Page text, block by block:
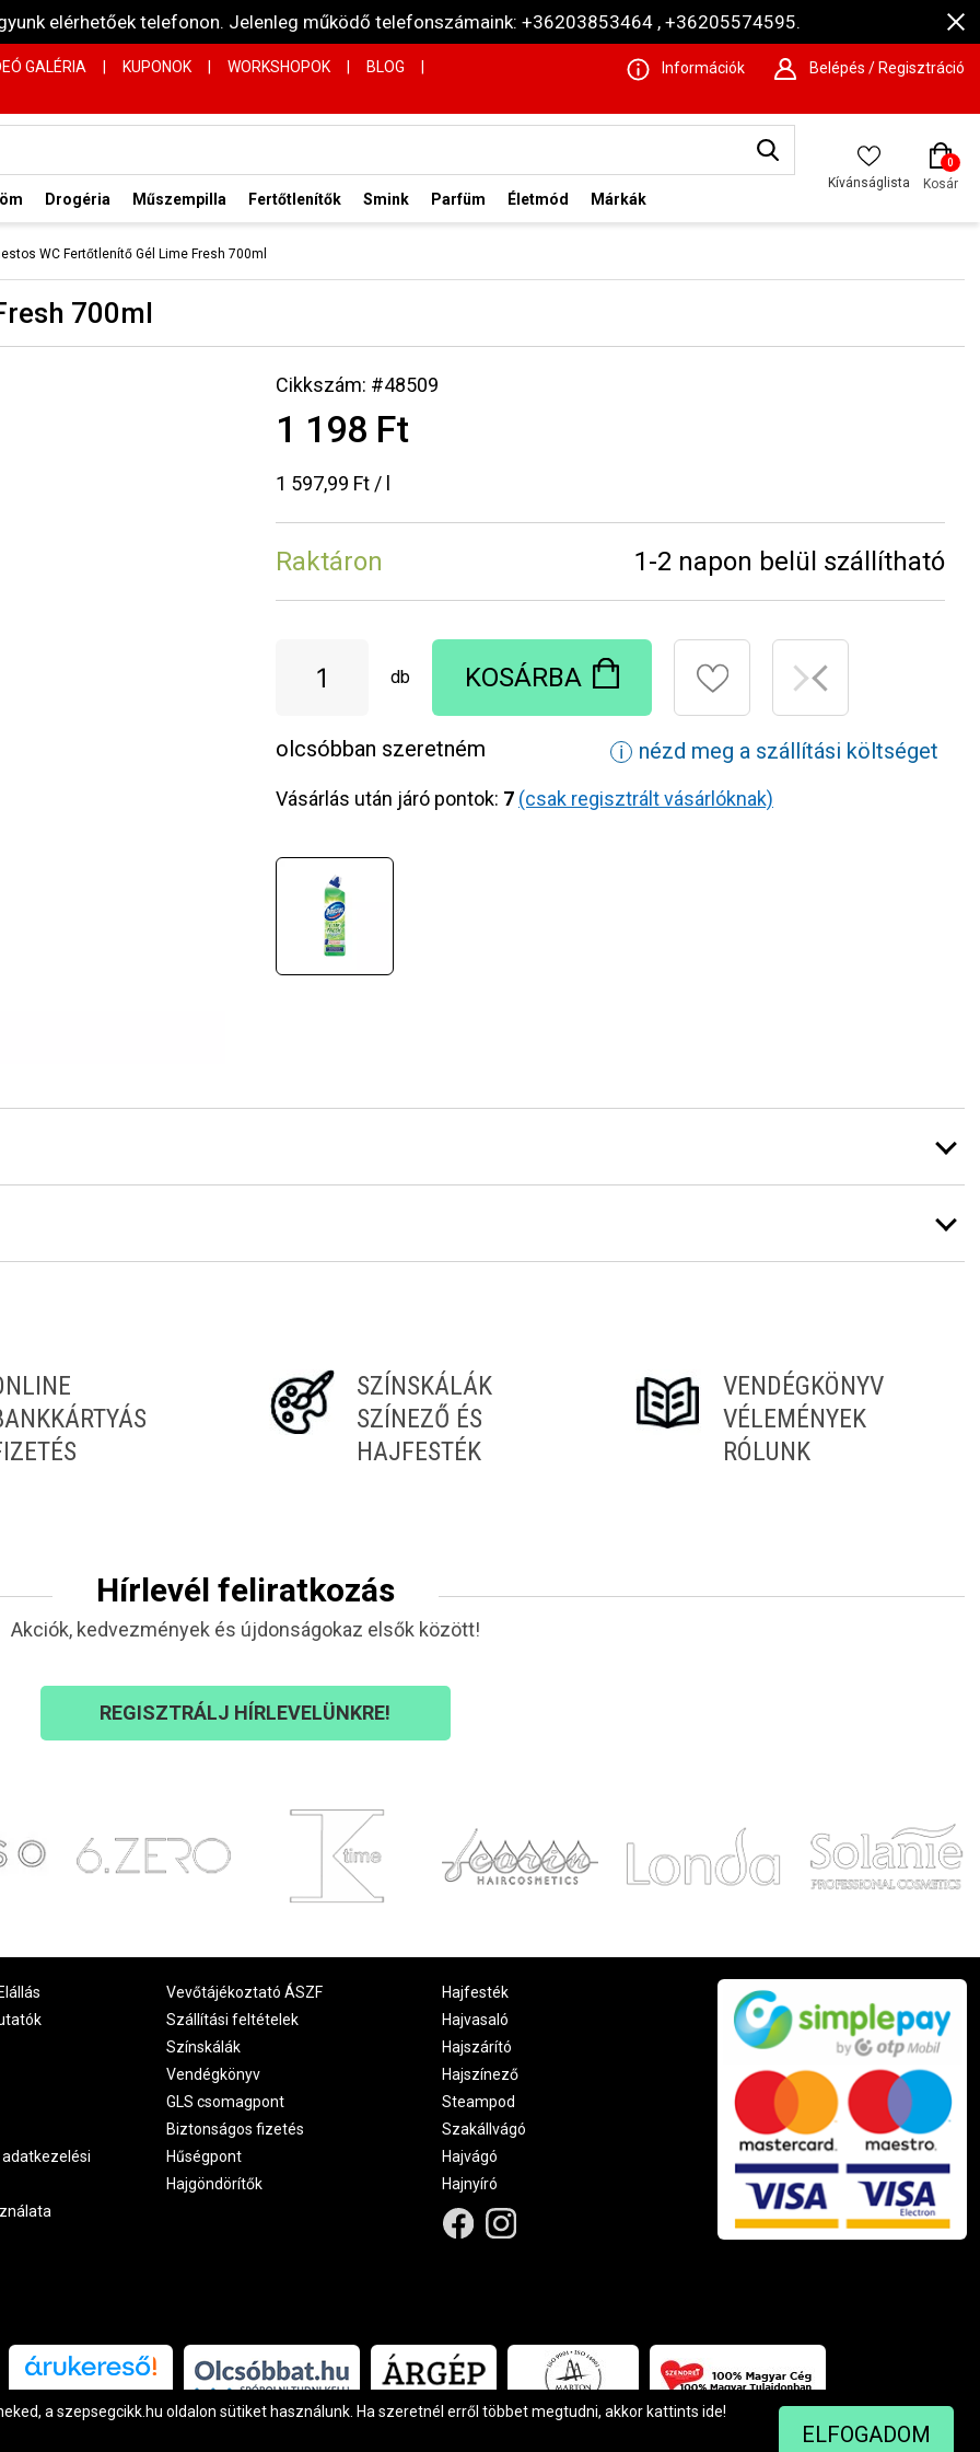
elérhetőek telefonon. Jelenleg működő telefonszámaink: +36203853464 , +36205574595.
GALÉRIA KUPONOK WORKSHOPOK BLOG Információk Belépés / Regisztráció
Drogéria Műszempilla Fertőtlenítők Smink Parfüm Életmód Márkák
Kívánságlista
0
Kosár
WC Fertőtlenítő Gél Lime Fresh 700ml
700ml
Cikkszám: #48509
1 198 Ft
1 597,99 Ft / l
Raktáron 1-2 napon belül szállítható
db KOSÁRBA
olcsóbban szeretném ℹ nézd meg a szállítási költséget
Vásárlás után járó pontok: 7 (csak regisztrált vásárlóknak)
SZÍNSKÁLÁK
SZÍNEZŐ ÉS
HAJFESTÉK
VENDÉGKÖNYV
VÉLEMÉNYEK
RÓLUNK
Hírlevél feliratkozás
Akciók, kedvezmények és újdonságokaz elsők között!
REGISZTRÁLJ HÍRLEVELÜNKRE!
Vevőtájékoztató ÁSZF
Szállítási feltételek
Színskálák
Vendégkönyv
GLS csomagpont
Biztonságos fizetés
Hűségpont
Hajgöndörítők
Hajfesték
Hajvasaló
Hajszárító
Hajszínező
Steampod
Szakállvágó
Hajvágó
Hajnyíró
Árukereső.hu
ELFOGADOM
a szepsegcikk.hu oldalon sütiket használunk. Ha szeretnél erről többet megtudni, akkor kattints ide!